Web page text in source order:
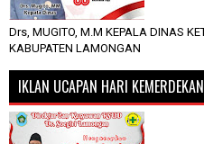
Drs, MUGITO, M.M KEPALA DINAS
KABUPATEN LAMONGAN
IKLAN UCAPAN HARI KEMERDEKAN